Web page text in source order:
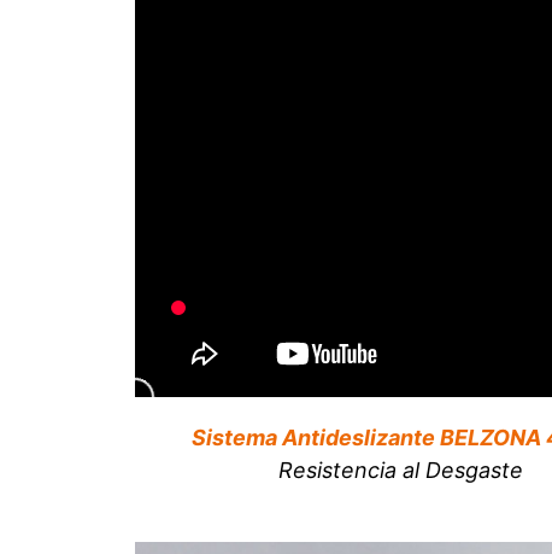
Sistema Antideslizante BELZONA
Resistencia al Desgaste